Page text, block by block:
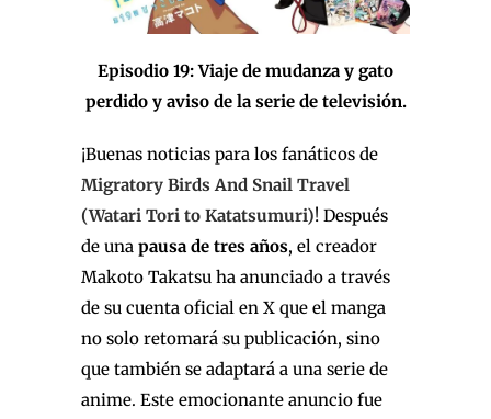
Episodio 19: Viaje de mudanza y gato
perdido y aviso de la serie de televisión.
¡Buenas noticias para los fanáticos de
Migratory Birds And Snail Travel
(Watari Tori to Katatsumuri)! Después
de una pausa de tres años, el creador
Makoto Takatsu ha anunciado a través
de su cuenta oficial en X que el manga
no solo retomará su publicación, sino
que también se adaptará a una serie de
anime. Este emocionante anuncio fue